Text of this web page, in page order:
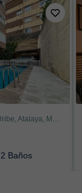
Piso en Calle de Manuel Uribe, Atalaya, Madrid
2 Baños